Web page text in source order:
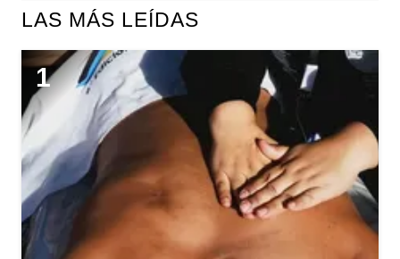
LAS MÁS LEÍDAS